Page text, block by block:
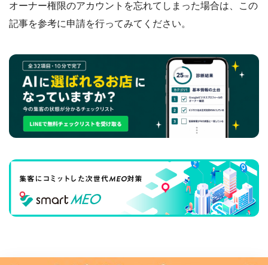
オーナー権限のアカウントを忘れてしまった場合は、この
記事を参考に申請を行ってみてください。